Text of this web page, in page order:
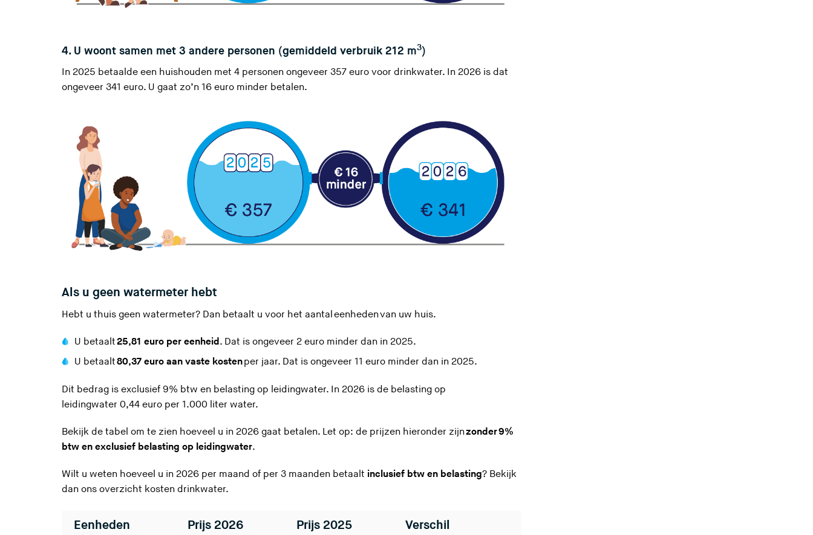
4. U woont samen met 3 andere personen (gemiddeld verbruik 212 m3)
In 2025 betaalde een huishouden met 4 personen ongeveer 357 euro voor drinkwater. In 2026 is dat
ongeveer 341 euro. U gaat zo’n 16 euro minder betalen.
Als u geen watermeter hebt
Hebt u thuis geen watermeter? Dan betaalt u voor het aantaleenhedenvan uw huis.
U betaalt25,81 euro per eenheid. Dat is ongeveer 2 euro minder dan in 2025.
U betaalt80,37 euro aan vaste kostenper jaar. Dat is ongeveer 11 euro minder dan in 2025.
Dit bedrag is exclusief 9% btw en belasting op leidingwater. In 2026 is de belasting op
leidingwater 0,44 euro per 1.000 liter water.
Bekijk de tabel om te zien hoeveel u in 2026 gaat betalen. Let op: de prijzen hieronder zijnzonder 9%
btw en exclusief belasting op leidingwater.
Wilt u weten hoeveel u in 2026 per maand of per 3 maanden betaalt inclusief btw en belasting? Bekijk
dan ons overzicht kosten drinkwater.
Eenheden Prijs 2026 Prijs 2025 Verschil